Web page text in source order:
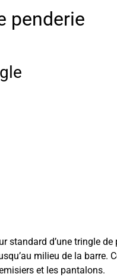
penderie
standard d’une tringle de
milieu de la barre.
et les pantalons.